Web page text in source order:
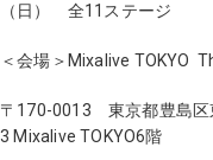
（日） 全11ステージ
＜会場＞Mixalive TOKYO
〒170-0013 東京都豊島区
3 Mixalive TOKYO6階